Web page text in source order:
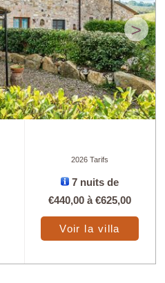
>
2026 Tarifs
7 nuits de
€440,00 à€625,00
Voir la villa